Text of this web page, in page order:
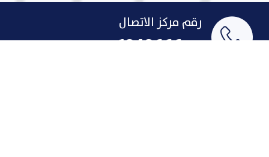
رقم مركز الاتصال
1848666